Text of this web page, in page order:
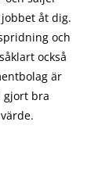
åt dig.
och
också
är
gjort bra